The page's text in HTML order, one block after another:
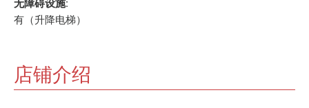
无障碍设施:
有（升降电梯）
店铺介绍